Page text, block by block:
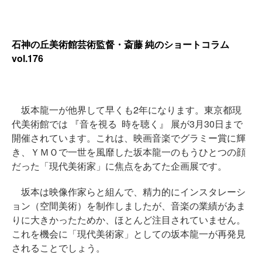
石神の丘美術館芸術監督・斎藤 純のショートコラム
vol.176
坂本龍一が他界して早くも2年になります。東京都現
代美術館では 『音を視る 時を聴く』 展が3月30日まで
開催されています。これは、映画音楽でグラミー賞に輝
き、ＹＭＯで一世を風靡した坂本龍一のもうひとつの顔
だった「現代美術家」に焦点をあてた企画展です。
坂本は映像作家らと組んで、精力的にインスタレーシ
ョン（空間美術）を制作しましたが、音楽の業績があま
りに大きかったためか、ほとんど注目されていません。
これを機会に「現代美術家」としての坂本龍一が再発見
されることでしょう。